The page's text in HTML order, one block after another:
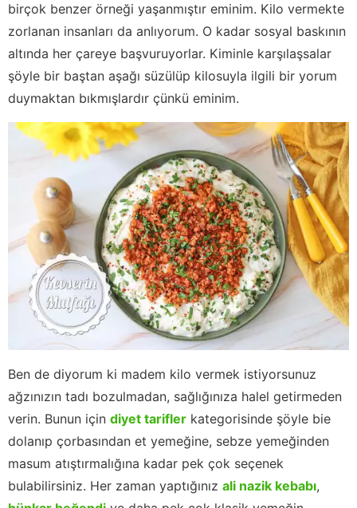
birçok benzer örneği yaşanmıştır eminim. Kilo vermekte
zorlanan insanları da anlıyorum. O kadar sosyal baskının
altında her çareye başvuruyorlar. Kiminle karşılaşsalar
şöyle bir baştan aşağı süzülüp kilosuyla ilgili bir yorum
duymaktan bıkmışlardır çünkü eminim.
Ben de diyorum ki madem kilo vermek istiyorsunuz
ağzınızın tadı bozulmadan, sağlığınıza halel getirmeden
verin. Bunun için diyet tarifler kategorisinde şöyle bie
dolanıp çorbasından et yemeğine, sebze yemeğinden
masum atıştırmalığına kadar pek çok seçenek
bulabilirsiniz. Her zaman yaptığınız ali nazik kebabı,